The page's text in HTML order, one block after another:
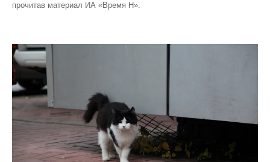
прочитав материал ИА «Время Н».